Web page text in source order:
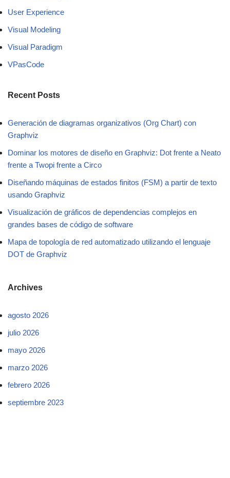
User Experience
Visual Modeling
Visual Paradigm
VPasCode
Recent Posts
Generación de diagramas organizativos (Org Chart) con
Graphviz
Dominar los motores de diseño en Graphviz: Dot frente a Neato
frente a Twopi frente a Circo
Diseñando máquinas de estados finitos (FSM) a partir de texto
usando Graphviz
Visualización de gráficos de dependencias complejos en
grandes bases de código de software
Mapa de topología de red automatizado utilizando el lenguaje
DOT de Graphviz
Archives
agosto 2026
julio 2026
mayo 2026
marzo 2026
febrero 2026
septiembre 2023